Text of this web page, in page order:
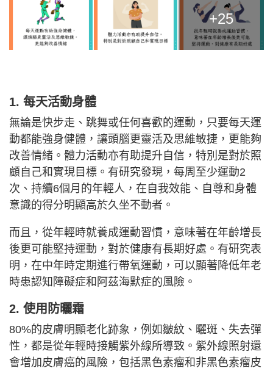
+25
1. 每天活動身體
無論是快步走、跳舞或任何喜歡的運動，只要每天運
動都能強身健體，讓頭腦更靈活及思維敏捷，更能夠
改善情緒。體力活動亦有助提升自信，特別是對於照
顧自己和實現目標。有研究發現，每周至少運動2
次、持續6個月的年輕人，在自我效能、自尊和身體
意識的得分明顯高於久坐不動者。
而且，從年輕時就養成運動習慣，意味著在年齡增長
後更可能堅持運動，對於健康有長期好處。有研究表
明，在中年時定期進行帶氧運動，可以顯著降低年老
時患認知障礙症和阿茲海默症的風險。
2. 使用防曬霜
80%的皮膚明顯老化跡象，例如皺紋、曬斑、失去彈
性，都是從年輕時接觸紫外線所導致。紫外線照射還
會增加皮膚癌的風險，包括黑色素瘤和非黑色素瘤皮